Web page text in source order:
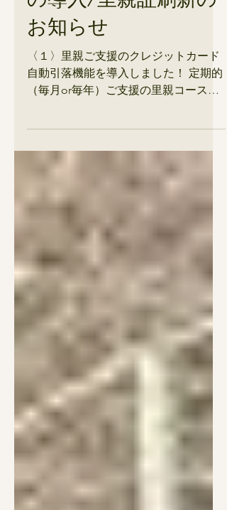
【里親募集】自動引落
の導入/里親証刷新の
お知らせ
〈１〉里親ご支援のクレジットカード
（毎月or毎年）ご支援の里親コース
で、これまでの銀行振込に加え新たに
クレジットカード自動引落ができるよ
うになりました！（寄付サイト
Syncableを利用します） これまで多く
の里親様から「忘れるから自動引落を
導入してほしい」とご意見いただいて
きました…ようやく！導入できまし
た！！お待たせしましたm(__)m 自動引
落により、 ★定期的に振り込む手間が
省けるようになります。 ★振り込み忘
れを防ぎ、継続してご支援いただきや
すくなります。 また、支援サイトの機
能により ★領収書の自動発行が可能に
なります。 ぜひご利用をご検討くださ
い！ （従来の銀行口座への寄付も引き
続きご利用いただけます） 寄付サイト
シンカブルに弊会ページを開設してい
ます 1)里親 自動引落登録方法 ※既に里
親の方も、初めて里親になる方も手順
は同じです。 「動物たち」ページを読